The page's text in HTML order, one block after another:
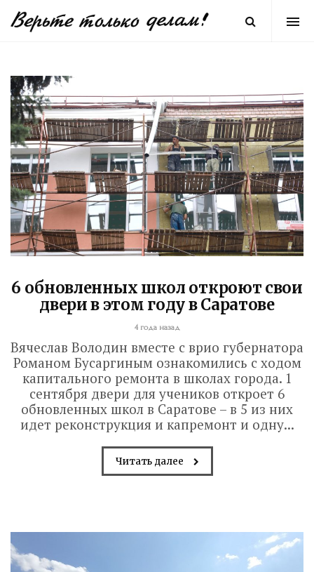
6 обновленных школ откроют свои
двери в этом году в Саратове
4 года назад
Вячеслав Володин вместе с врио губернатора
Романом Бусаргиным ознакомились с ходом
капитального ремонта в школах города. 1
сентября двери для учеников откроет 6
обновленных школ в Саратове – в 5 из них
идет реконструкция и капремонт и одну...
Читать далее